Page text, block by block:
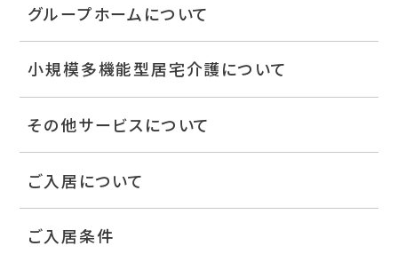
グループホームについて
小規模多機能型居宅介護について
その他サービスについて
ご入居について
ご入居条件